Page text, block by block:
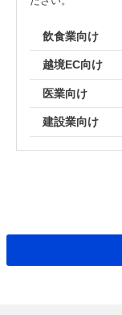
飲食業向け
越境EC向け
医業向け
建設業向け